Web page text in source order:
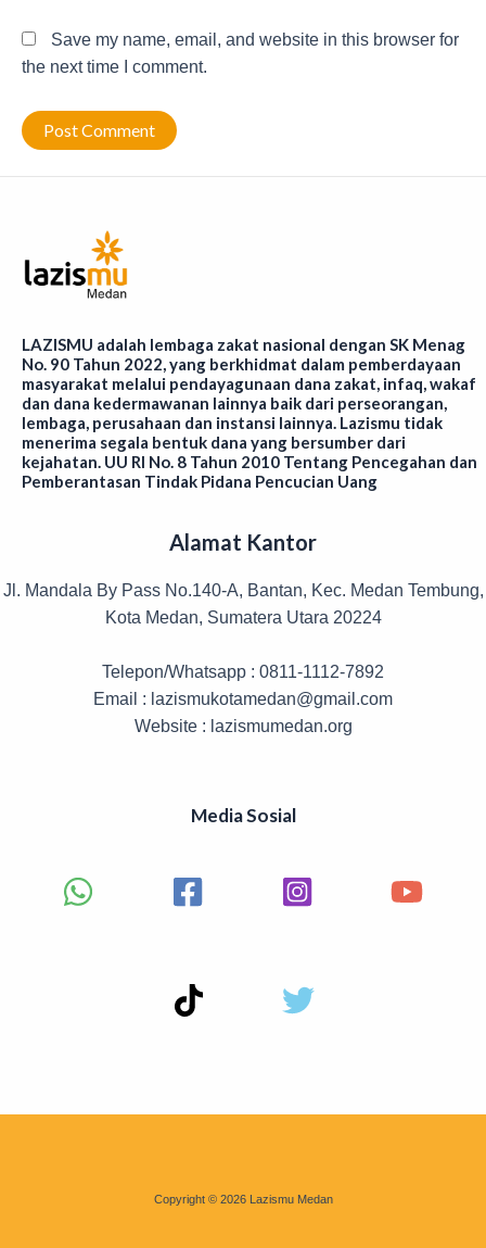
Save my name, email, and website in this browser for
the next time I comment.
LAZISMU adalah lembaga zakat nasional dengan SK Menag
No. 90 Tahun 2022, yang berkhidmat dalam pemberdayaan
masyarakat melalui pendayagunaan dana zakat, infaq, wakaf
dan dana kedermawanan lainnya baik dari perseorangan,
lembaga, perusahaan dan instansi lainnya. Lazismu tidak
menerima segala bentuk dana yang bersumber dari
kejahatan. UU RI No. 8 Tahun 2010 Tentang Pencegahan dan
Pemberantasan Tindak Pidana Pencucian Uang
Alamat Kantor
Jl. Mandala By Pass No.140-A, Bantan, Kec. Medan Tembung,
Kota Medan, Sumatera Utara 20224
Telepon/Whatsapp : 0811-1112-7892
Email : lazismukotamedan@gmail.com
Website : lazismumedan.org
Media Sosial
Copyright © 2026 Lazismu Medan